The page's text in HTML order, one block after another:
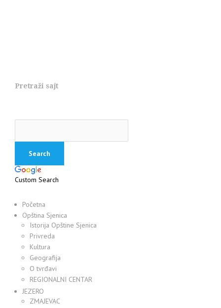
Pretraži sajt
Custom Search
Početna
Opština Sjenica
Istorija Opštine Sjenica
Privreda
Kultura
Geografija
O tvrđavi
REGIONALNI CENTAR
JEZERO
ZMAJEVAC